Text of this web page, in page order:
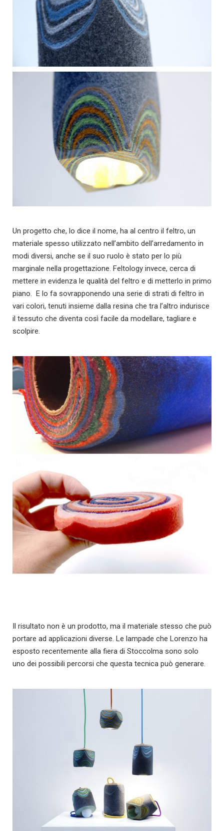
Un progetto che, lo dice il nome, ha al centro il feltro, un
materiale spesso utilizzato nell’ambito dell’arredamento in
modi diversi, anche se il suo ruolo è stato per lo più
marginale nella progettazione. Feltology invece, cerca di
mettere in evidenza le qualità del feltro e di metterlo in primo
piano. E lo fa sovrapponendo una serie di strati di feltro in
vari colori, tenuti insieme dalla resina che tra l’altro indurisce
il tessuto che diventa così facile da modellare, tagliare e
scolpire.
Il risultato non è un prodotto, ma il materiale stesso che può
portare ad applicazioni diverse. Le lampade che Lorenzo ha
esposto recentemente alla fiera di Stoccolma sono solo
uno dei possibili percorsi che questa tecnica può generare.